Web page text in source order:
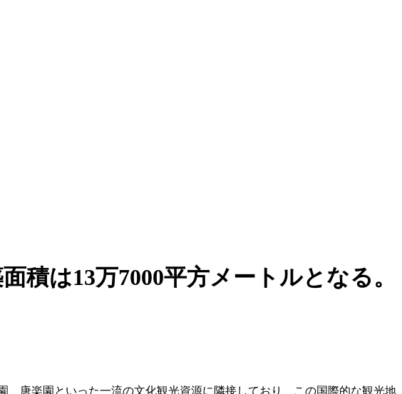
積は13万7000平方メートルとなる。
唐楽園といった一流の文化観光資源に隣接しており、この国際的な観光地